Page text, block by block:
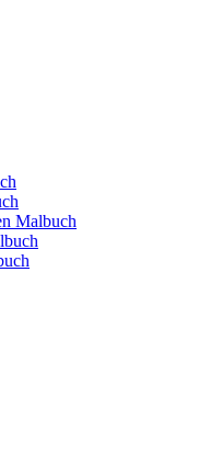
Malbuch